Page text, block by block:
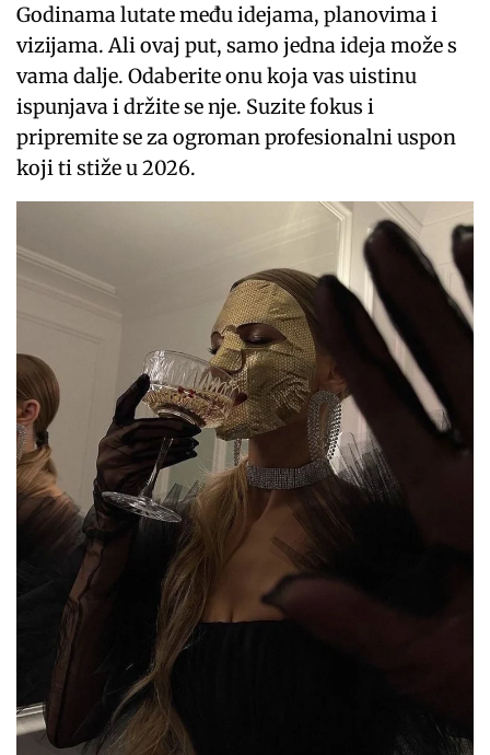
Godinama lutate među idejama, planovima i
vizijama. Ali ovaj put, samo jedna ideja može s
vama dalje. Odaberite onu koja vas uistinu
ispunjava i držite se nje. Suzite fokus i
pripremite se za ogroman profesionalni uspon
koji ti stiže u 2026.